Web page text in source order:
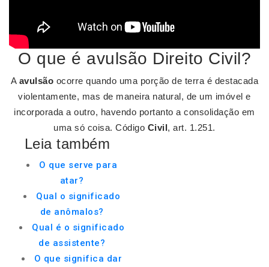
O que é avulsão Direito Civil?
A avulsão ocorre quando uma porção de terra é destacada
violentamente, mas de maneira natural, de um imóvel e
incorporada a outro, havendo portanto a consolidação em
uma só coisa. Código Civil, art. 1.251.
Leia também
O que serve para
atar?
Qual o significado
de anômalos?
Qual é o significado
de assistente?
O que significa dar